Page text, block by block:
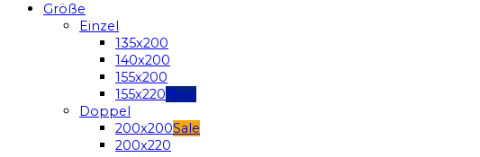
Größe
Einzel
135x200
140x200
155x200
155x220
Doppel
200x200
200x220